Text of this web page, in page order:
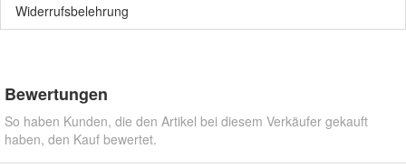
Widerrufsbelehrung
Bewertungen
So haben Kunden, die den Artikel bei diesem Verkäufer gekauft
haben, den Kauf bewertet.